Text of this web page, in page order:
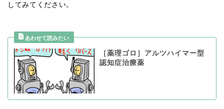
してみてください。
［薬理ゴロ］アルツハイマー型
認知症治療薬